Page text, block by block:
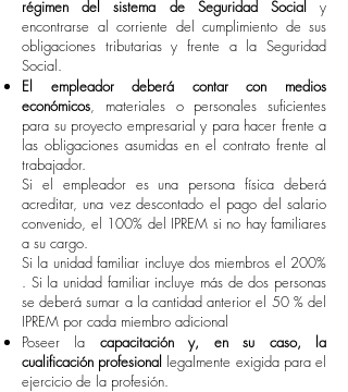
régimen del sistema de Seguridad Social y
encontrarse al corriente del cumplimiento de sus
obligaciones tributarias y frente a la Seguridad
Social.
El empleador deberá contar con medios
económicos, materiales o personales suficientes
para su proyecto empresarial y para hacer frente a
las obligaciones asumidas en el contrato frente al
trabajador.
Si el empleador es una persona física deberá
acreditar, una vez descontado el pago del salario
convenido, el 100% del IPREM si no hay familiares
a su cargo.
Si la unidad familiar incluye dos miembros el 200%
. Si la unidad familiar incluye más de dos personas
se deberá sumar a la cantidad anterior el 50 % del
IPREM por cada miembro adicional
Poseer la capacitación y, en su caso, la
cualificación profesional legalmente exigida para el
ejercicio de la profesión.